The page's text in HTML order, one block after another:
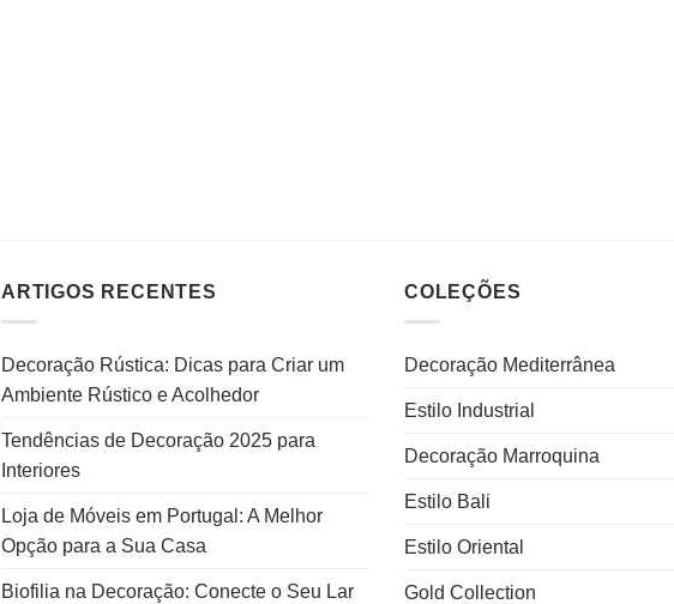
ARTIGOS RECENTES
Decoração Rústica: Dicas para Criar um
Ambiente Rústico e Acolhedor
Tendências de Decoração 2025 para
Interiores
Loja de Móveis em Portugal: A Melhor
Opção para a Sua Casa
Biofilia na Decoração: Conecte o Seu Lar
COLEÇÕES
Decoração Mediterrânea
Estilo Industrial
Decoração Marroquina
Estilo Bali
Estilo Oriental
Gold Collection